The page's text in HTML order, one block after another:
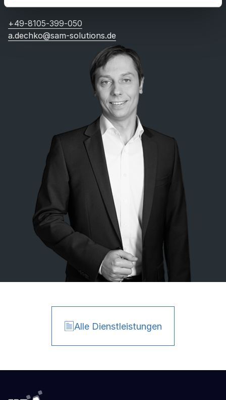
+49-8105-399-050
a.dechko@sam-solutions.de
Alle Dienstleistungen